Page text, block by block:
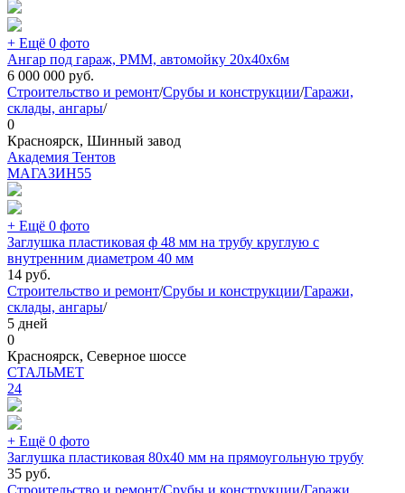
+ Ещё 0 фото
Ангар под гараж, РММ, автомойку 20х40х6м
6 000 000 руб.
Строительство и ремонт/Срубы и конструкции/Гаражи,
склады, ангары/
0
Красноярск, Шинный завод
Академия Тентов
МАГАЗИН55
+ Ещё 0 фото
Заглушка пластиковая ф 48 мм на трубу круглую с
внутренним диаметром 40 мм
14 руб.
Строительство и ремонт/Срубы и конструкции/Гаражи,
склады, ангары/
5 дней
0
Красноярск, Северное шоссе
СТАЛЬМЕТ
24
+ Ещё 0 фото
Заглушка пластиковая 80х40 мм на прямоугольную трубу
35 руб.